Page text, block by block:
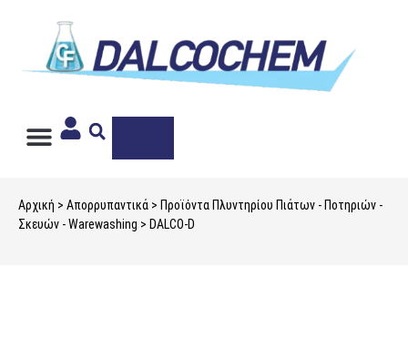
Αρχική > Απορρυπαντικά > Προϊόντα Πλυντηρίου Πιάτων - Ποτηριών -
Σκευών - Warewashing > DALCO-D